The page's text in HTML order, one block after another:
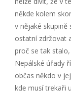
někde kolem
v nějaké skupině
ostatní zdržovat
proč se tak
Nepálské úřady
občas někdo v
kde musí trekaři